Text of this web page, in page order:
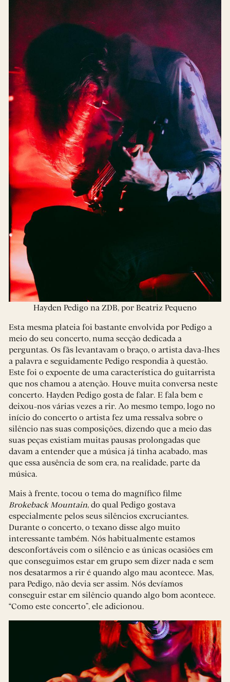
Hayden Pedigo na ZDB, por Beatriz Pequeno
Esta mesma plateia foi bastante envolvida por Pedigo a
meio do seu concerto, numa secção dedicada a
perguntas. Os fãs levantavam o braço, o artista dava-lhes
a palavra e seguidamente Pedigo respondia à questão.
Este foi o expoente de uma característica do guitarrista
que nos chamou a atenção. Houve muita conversa neste
concerto. Hayden Pedigo gosta de falar. E fala bem e
deixou-nos várias vezes a rir. Ao mesmo tempo, logo no
início do concerto o artista fez uma ressalva sobre o
silêncio nas suas composições, dizendo que a meio das
suas peças existiam muitas pausas prolongadas que
davam a entender que a música já tinha acabado, mas
que essa ausência de som era, na realidade, parte da
música.
Mais à frente, tocou o tema do magnífico filme
Brokeback Mountain, do qual Pedigo gostava
especialmente pelos seus silêncios excruciantes.
Durante o concerto, o texano disse algo muito
interessante também. Nós habitualmente estamos
desconfortáveis com o silêncio e as únicas ocasiões em
que conseguimos estar em grupo sem dizer nada e sem
nos desatarmos a rir é quando algo mau acontece. Mas,
para Pedigo, não devia ser assim. Nós devíamos
conseguir estar em silêncio quando algo bom acontece.
“Como este concerto”, ele adicionou.